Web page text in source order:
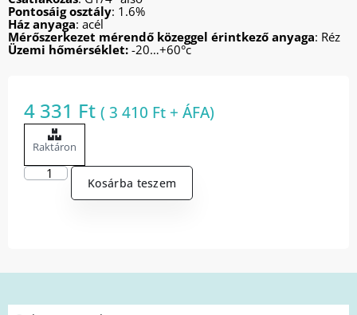
Pontosáig osztály: 1.6%
Ház anyaga: acél
Mérőszerkezet mérendő közeggel érintkező anyaga: Réz
Üzemi hőmérséklet: -20…+60°c
4 331 Ft ( 3 410 Ft + ÁFA)
Raktáron
Kosárba teszem